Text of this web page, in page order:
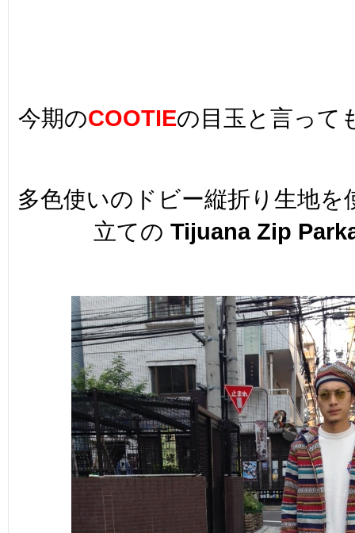
今期のCOOTIEの目玉と言って
多色使いのドビー縦折り生地を
立ての Tijuana Zip